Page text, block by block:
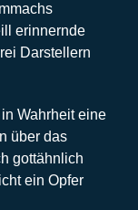
erinnernde
Darstellern
Wahrheit eine
über das
gottähnlich
ein Opfer